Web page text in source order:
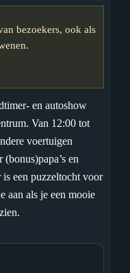
bezoekers, ook als
en autoshow
Van 12:00 tot
voertuigen
en
is een puzzeltocht voor
aan als je een mooie